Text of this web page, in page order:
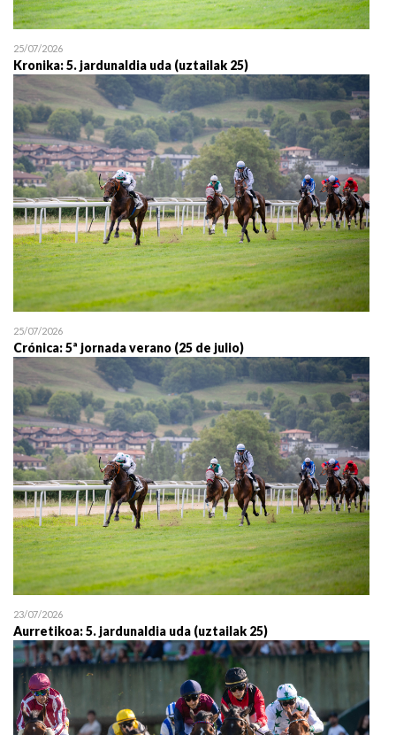
25/07/2026
Kronika: 5. jardunaldia uda (uztailak 25)
25/07/2026
Crónica: 5ª jornada verano (25 de julio)
23/07/2026
Aurretikoa: 5. jardunaldia uda (uztailak 25)